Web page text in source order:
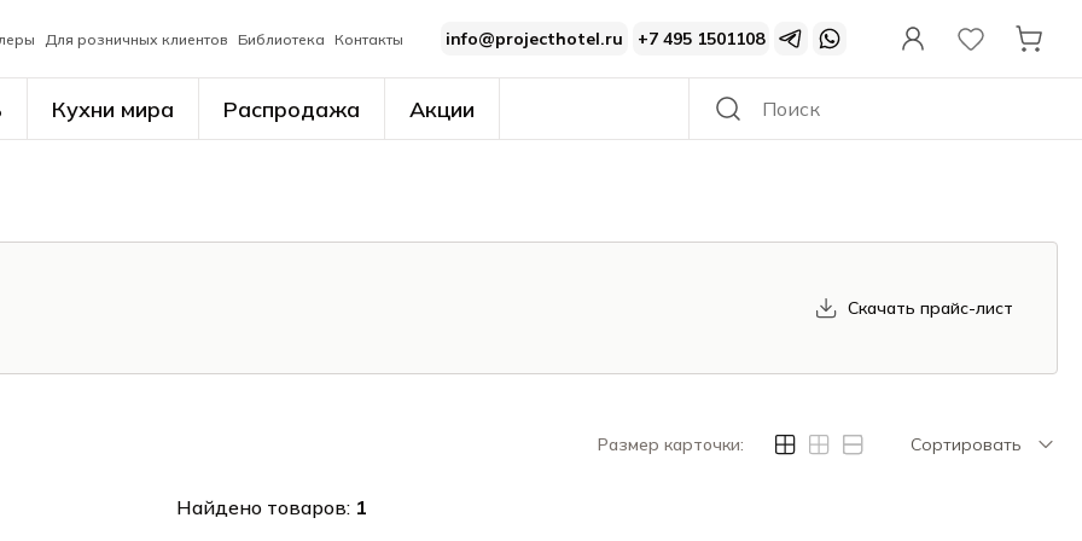
Для розничных клиентов Библиотека Контакты info@projecthotel.ru +7 495 1501108
Кухни мира Распродажа Акции
Скачать прайс-лист
Размер карточки: Сортировать
Найдено товаров: 1